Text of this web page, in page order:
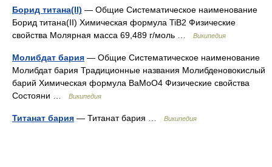
Борид титана(II) — Общие Систематическое наименование
Борид титана(II) Химическая формула TiB2 Физические
свойства Молярная масса 69,489 г/моль …
Википедия
Молибдат бария — Общие Систематическое наименование
Молибдат бария Традиционные названия Молибденовокислый
барий Химическая формула BaMoO4 Физические свойства
Состояни …
Википедия
Титанат бария — Титанат бария … Википедия